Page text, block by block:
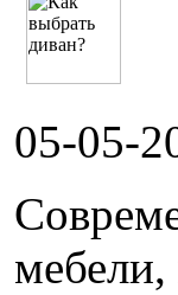
05-05-
мебели,